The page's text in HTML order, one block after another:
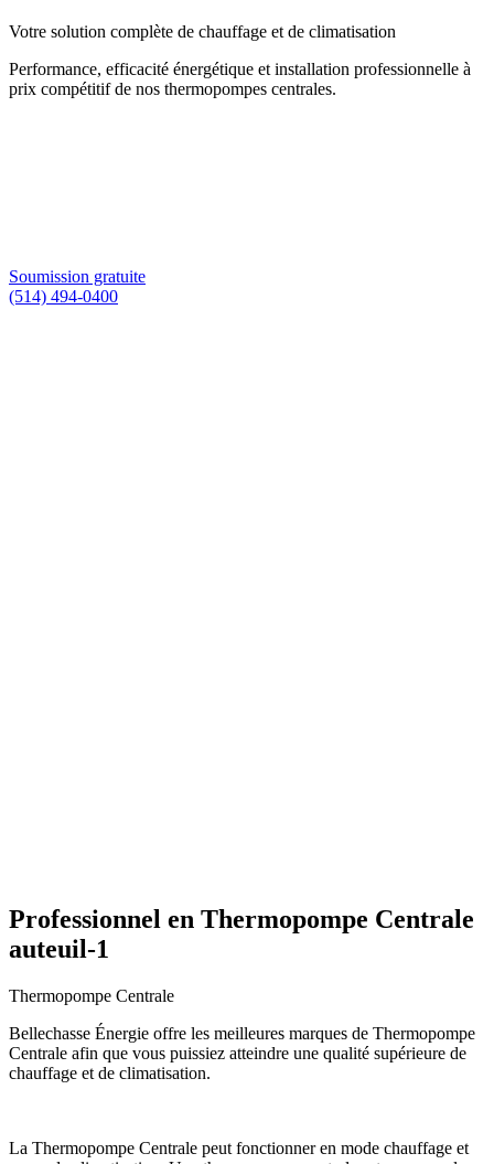
Votre solution complète de chauffage et de climatisation
Performance, efficacité énergétique et installation professionnelle à
prix compétitif de nos thermopompes centrales.
Soumission gratuite
(514) 494-0400
Professionnel en Thermopompe Centrale
auteuil-1
Thermopompe Centrale
Bellechasse Énergie offre les meilleures marques de Thermopompe
Centrale afin que vous puissiez atteindre une qualité supérieure de
chauffage et de climatisation.
La Thermopompe Centrale peut fonctionner en mode chauffage et